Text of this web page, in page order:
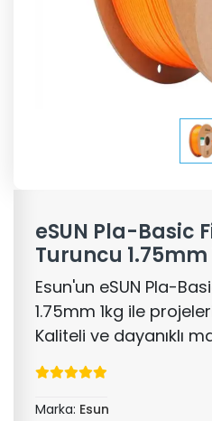
eSUN Pla-Basic
Turuncu 1.75mm
Esun'un eSUN Pla-
1.75mm 1kg ile
Kaliteli ve dayanıklı
Marka: Esun